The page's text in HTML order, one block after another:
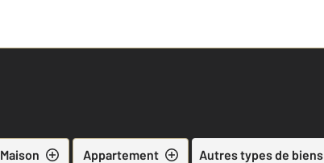
Maison Appartement Autres types de biens